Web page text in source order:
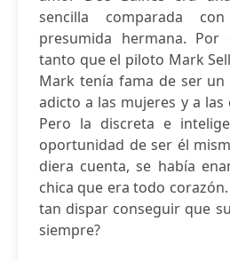
sencilla comparada
presumida hermana.
tanto que el piloto Mark
Mark tenía fama de ser un
adicto a las mujeres y a
Pero la discreta e
oportunidad de ser él
diera cuenta, se había
chica que era todo
tan dispar conseguir que
siempre?